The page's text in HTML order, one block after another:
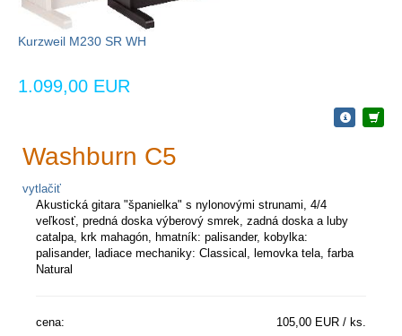
Kurzweil M230 SR WH
1.099,00 EUR
Washburn C5
vytlačiť
Akustická gitara "španielka" s nylonovými strunami, 4/4
veľkosť, predná doska výberový smrek, zadná doska a luby
catalpa, krk mahagón, hmatník: palisander, kobylka:
palisander, ladiace mechaniky: Classical, lemovka tela, farba
Natural
cena:
105,00 EUR / ks.